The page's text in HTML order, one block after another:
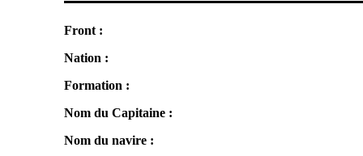
Front :
Nation :
Formation :
Nom du Capitaine :
Nom du navire :